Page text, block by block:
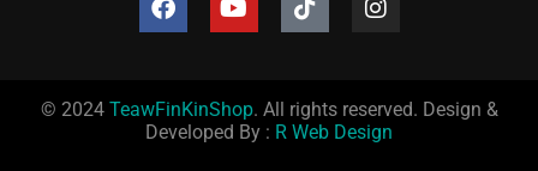
© 2024 TeawFinKinShop. All rights reserved. Design &
Developed By : R Web Design